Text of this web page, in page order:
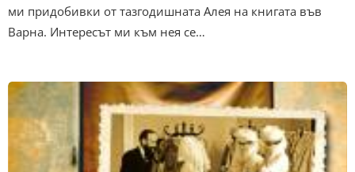
ми придобивки от тазгодишната Алея на книгата във
Варна. Интересът ми към нея се…